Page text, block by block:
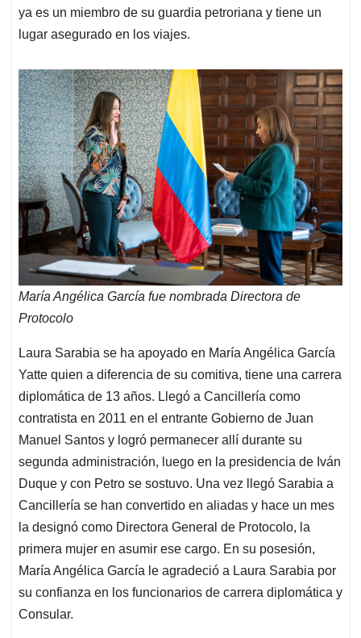
ya es un miembro de su guardia petroriana y tiene un
lugar asegurado en los viajes.
María Angélica García fue nombrada Directora de
Protocolo
Laura Sarabia se ha apoyado en María Angélica García
Yatte quien a diferencia de su comitiva, tiene una carrera
diplomática de 13 años. Llegó a Cancillería como
contratista en 2011 en el entrante Gobierno de Juan
Manuel Santos y logró permanecer allí durante su
segunda administración, luego en la presidencia de Iván
Duque y con Petro se sostuvo. Una vez llegó Sarabia a
Cancillería se han convertido en aliadas y hace un mes
la designó como Directora General de Protocolo, la
primera mujer en asumir ese cargo. En su posesión,
María Angélica García le agradeció a Laura Sarabia por
su confianza en los funcionarios de carrera diplomática y
Consular.